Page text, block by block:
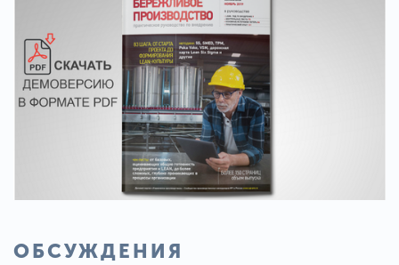
ОБСУЖДЕНИЯ